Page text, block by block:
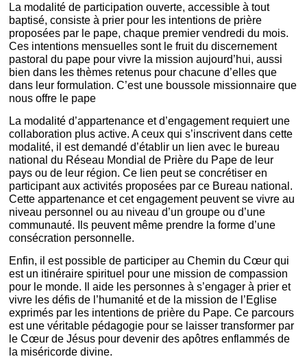
La modalité de participation ouverte, accessible à tout
baptisé, consiste à prier pour les intentions de prière
proposées par le pape, chaque premier vendredi du mois.
Ces intentions mensuelles sont le fruit du discernement
pastoral du pape pour vivre la mission aujourd’hui, aussi
bien dans les thèmes retenus pour chacune d’elles que
dans leur formulation. C’est une boussole missionnaire que
nous offre le pape
La modalité d’appartenance et d’engagement requiert une
collaboration plus active. A ceux qui s’inscrivent dans cette
modalité, il est demandé d’établir un lien avec le bureau
national du Réseau Mondial de Prière du Pape de leur
pays ou de leur région. Ce lien peut se concrétiser en
participant aux activités proposées par ce Bureau national.
Cette appartenance et cet engagement peuvent se vivre au
niveau personnel ou au niveau d’un groupe ou d’une
communauté. Ils peuvent même prendre la forme d’une
consécration personnelle.
Enfin, il est possible de participer au Chemin du Cœur qui
est un itinéraire spirituel pour une mission de compassion
pour le monde. Il aide les personnes à s’engager à prier et
vivre les défis de l’humanité et de la mission de l’Eglise
exprimés par les intentions de prière du Pape. Ce parcours
est une véritable pédagogie pour se laisser transformer par
le Cœur de Jésus pour devenir des apôtres enflammés de
la miséricorde divine.